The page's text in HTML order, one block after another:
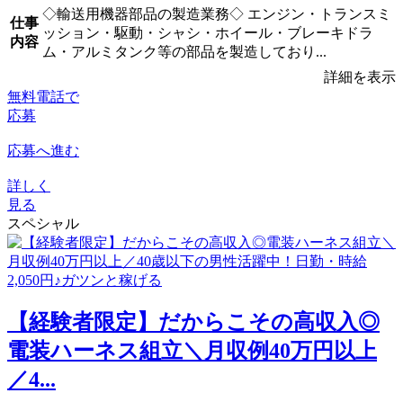
仕事
内容
◇輸送用機器部品の製造業務◇ エンジン・トランスミ
ッション・駆動・シャシ・ホイール・ブレーキドラ
ム・アルミタンク等の部品を製造しており...
詳細を表示
無料電話で
応募
応募へ進む
詳しく
見る
スペシャル
【経験者限定】だからこその高収入◎
電装ハーネス組立＼月収例40万円以上
／4...